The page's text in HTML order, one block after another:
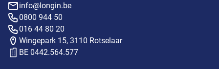
info@longin.be
0800 944 50
016 44 80 20
Wingepark 15, 3110 Rotselaar
BE 0442.564.577